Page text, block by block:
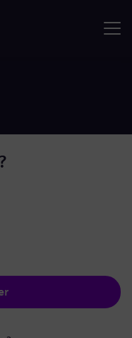
de passe